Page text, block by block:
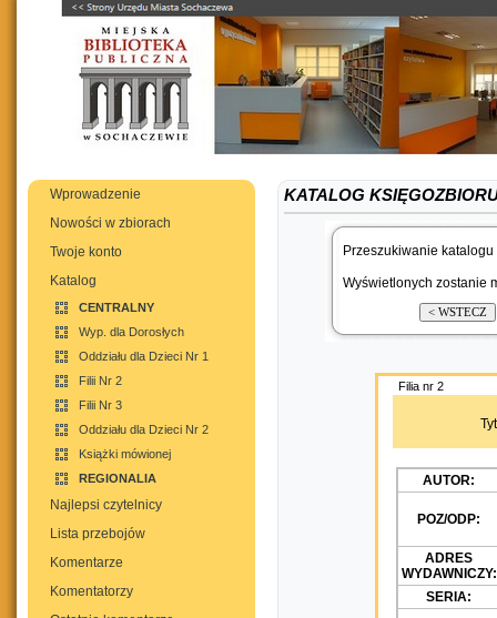
Wprowadzenie
Nowości w zbiorach
Twoje konto
Katalog
CENTRALNY
Wyp. dla Dorosłych
Oddziału dla Dzieci Nr 1
Filii Nr 2
Filii Nr 3
Oddziału dla Dzieci Nr 2
Książki mówionej
REGIONALIA
Najlepsi czytelnicy
Lista przebojów
Komentarze
Komentatorzy
KATALOG
Przeszukiwanie
Wyświetlonych zostanie
Filia nr 2
AUTOR:
POZ/ODP:
ADRES
WYDAWNICZY:
SERIA: